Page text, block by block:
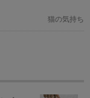
猫の気持ち